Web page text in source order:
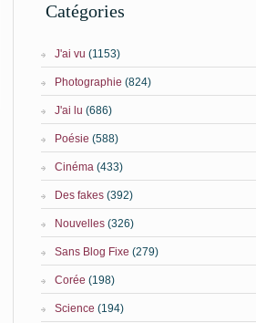
Catégories
J'ai vu (1153)
Photographie (824)
J'ai lu (686)
Poésie (588)
Cinéma (433)
Des fakes (392)
Nouvelles (326)
Sans Blog Fixe (279)
Corée (198)
Science (194)